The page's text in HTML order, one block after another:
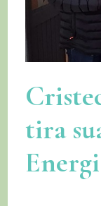
tira